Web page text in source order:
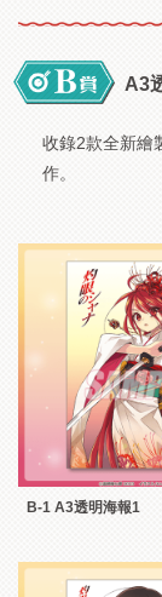
A3
收錄2款全新繪
作。
B-1 A3透明海報1